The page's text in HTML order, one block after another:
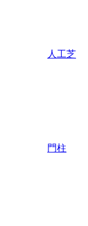
人工芝
門柱